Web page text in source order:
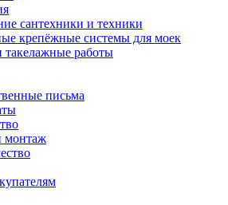
сантехники и техники
крепёжные системы для моек
такелажные работы
письма
монтаж